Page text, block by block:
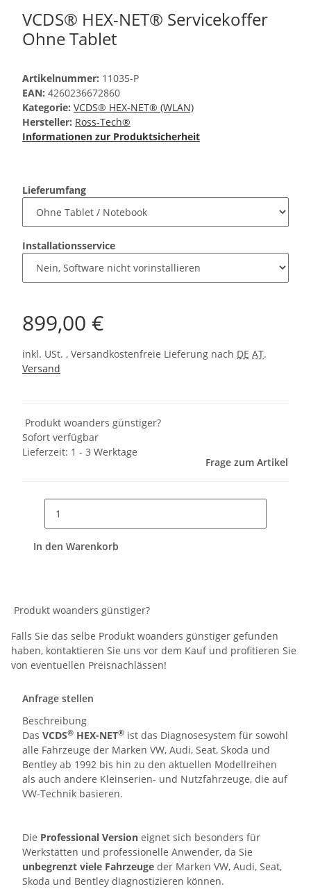
VCDS® HEX-NET® Servicekoffer
Ohne Tablet
Artikelnummer: 11035-P
EAN: 4260236672860
Kategorie: VCDS® HEX-NET® (WLAN)
Hersteller: Ross-Tech®
Informationen zur Produktsicherheit
Lieferumfang
Installationsservice
899,00 €
inkl. USt. , Versandkostenfreie Lieferung nach DE AT.
Versand
Produkt woanders günstiger?
Sofort verfügbar
Lieferzeit: 1 - 3 Werktage
Frage zum Artikel
In den Warenkorb
Produkt woanders günstiger?
Falls Sie das selbe Produkt woanders günstiger gefunden
haben, kontaktieren Sie uns vor dem Kauf und profitieren Sie
von eventuellen Preisnachlässen!
Anfrage stellen
Beschreibung
Das VCDS® HEX-NET® ist das Diagnosesystem für sowohl
alle Fahrzeuge der Marken VW, Audi, Seat, Skoda und
Bentley ab 1992 bis hin zu den aktuellen Modellreihen
als auch andere Kleinserien- und Nutzfahrzeuge, die auf
VW-Technik basieren.
Die Professional Version eignet sich besonders für
Werkstätten und professionelle Anwender, da Sie
unbegrenzt viele Fahrzeuge der Marken VW, Audi, Seat,
Skoda und Bentley diagnostizieren können.